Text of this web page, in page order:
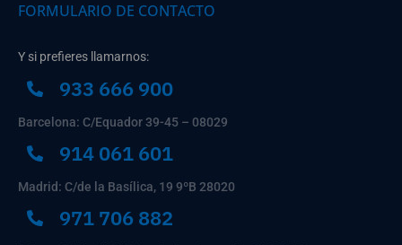
FORMULARIO DE CONTACTO
Y si prefieres llamarnos:
933 666 900
Barcelona: C/Equador 39-45 – 08029
914 061 601
Madrid: C/de la Basílica, 19 9ºB 28020
971 706 882